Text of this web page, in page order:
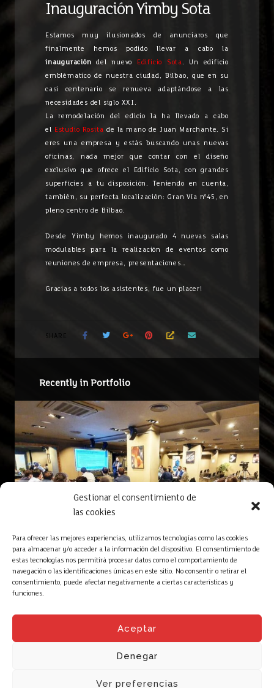
Gestionar el consentimiento de
las cookies
Para ofrecer las mejores experiencias, utilizamos tecnologías como las cookies
para almacenar y/o acceder a la información del dispositivo. El consentimiento de
estas tecnologías nos permitirá procesar datos como el comportamiento de
navegación o las identificaciones únicas en este sitio. No consentir o retirar el
consentimiento, puede afectar negativamente a ciertas características y
funciones.
Aceptar
Denegar
Ver preferencias
Inauguración Yimby Sota
Estamos muy ilusionados de anunciaros que
finalmente hemos podido llevar a cabo la
inauguración del nuevo Edificio Sota. Un edificio
emblématico de nuestra ciudad, Bilbao, que en su
casi centenario se renueva adaptándose a las
necesidades del siglo XXI.
La remodelación del edicio la ha llevado a cabo
el Estudio Rosita de la mano de Juan Marchante. Si
eres una empresa y estás buscando unas nuevas
oficinas, nada mejor que contar con el diseño
exclusivo que ofrece el Edificio
Sota, con grandes
superfícies a tu disposición. Teniendo en cuenta,
también, su perfecta localización: Gran Vía nº45, en
pleno centro de Bilbao.
Desde Yimby hemos inaugurado 4 nuevas salas
modulables para la realización de eventos como
reuniones de empresa, presentaciones…
Gracias a todos los asistentes, fue un placer!
SHARE
Recently in Portfolio